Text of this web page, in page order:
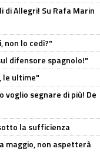
di Allegri! Su Rafa Marin
non lo cedi?"
difensore spagnolo!"
le ultime"
voglio segnare di più! De
la sufficienza
maggio, non aspetterà